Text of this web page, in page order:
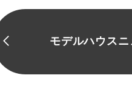
モデルハウス